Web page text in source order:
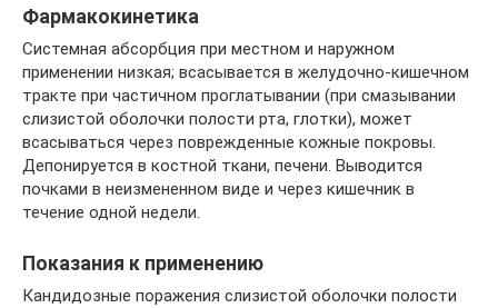
Фармакокинетика
Системная абсорбция при местном и наружном
применении низкая; всасывается в желудочно-кишечном
тракте при частичном проглатывании (при смазывании
слизистой оболочки полости рта, глотки), может
всасываться через поврежденные кожные покровы.
Депонируется в костной ткани, печени. Выводится
почками в неизмененном виде и через кишечник в
течение одной недели.
Показания к применению
Кандидозные поражения слизистой оболочки полости